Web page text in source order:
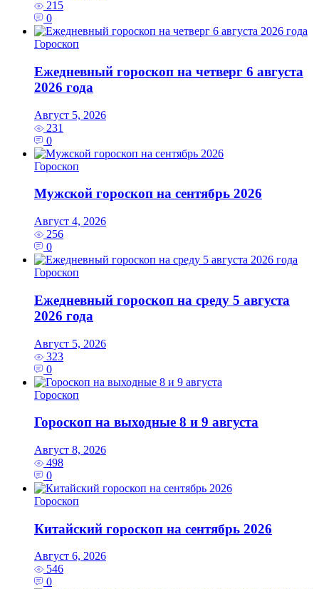
215
0
Гороскоп
Ежедневный гороскоп на четверг 6 августа
2026 года
Август 5, 2026
231
0
Гороскоп
Мужской гороскоп на сентябрь 2026
Август 4, 2026
256
0
Гороскоп
Ежедневный гороскоп на среду 5 августа
2026 года
Август 5, 2026
323
0
Гороскоп
Гороскоп на выходные 8 и 9 августа
Август 8, 2026
498
0
Гороскоп
Китайский гороскоп на сентябрь 2026
Август 6, 2026
546
0